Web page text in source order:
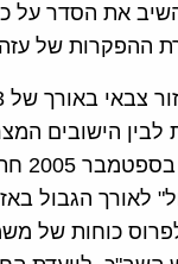
את הסדר על
ההפקרות של
הישובים
לאורך הגבול